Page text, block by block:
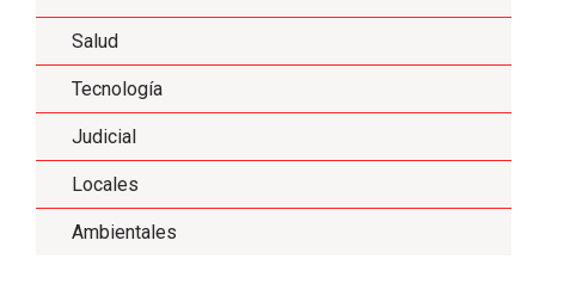
Salud
Tecnología
Judicial
Locales
Ambientales